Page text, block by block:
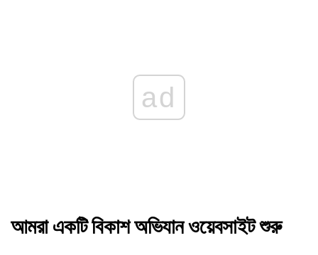
ad
আমরা একটি বিকাশ অভিযান ওয়েবসাইট শুরু